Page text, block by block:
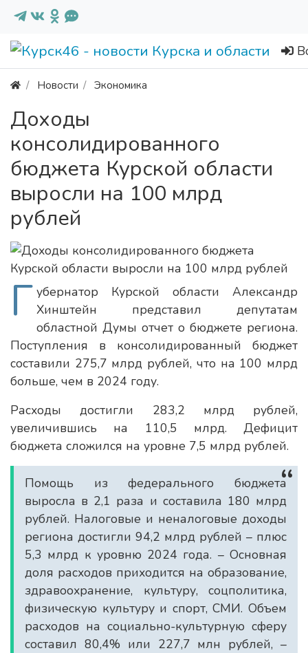
Новости Экономика
Доходы
консолидированного
бюджета Курской области
выросли на 100 млрд
рублей
Г убернатор Курской области Александр
Хинштейн представил депутатам
областной Думы отчет о бюджете региона.
Поступления в консолидированный бюджет
составили 275,7 млрд рублей, что на 100 млрд
больше, чем в 2024 году.
Расходы достигли 283,2 млрд рублей,
увеличившись на 110,5 млрд. Дефицит
бюджета сложился на уровне 7,5 млрд рублей.
Помощь из федерального бюджета
выросла в 2,1 раза и составила 180 млрд
рублей. Налоговые и неналоговые доходы
региона достигли 94,2 млрд рублей – плюс
5,3 млрд к уровню 2024 года. – Основная
доля расходов приходится на образование,
здравоохранение, культуру, соцполитика,
физическую культуру и спорт, СМИ. Объем
расходов на социально-культурную сферу
составил 80,4% или 227,7 млн рублей, –